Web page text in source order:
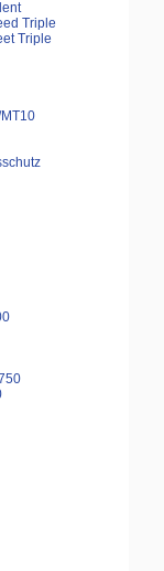
Triple
Triple